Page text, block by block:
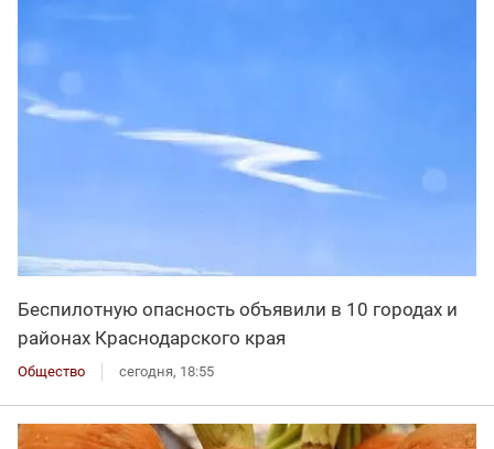
Беспилотную опасность объявили в 10 городах и
районах Краснодарского края
Общество сегодня, 18:55